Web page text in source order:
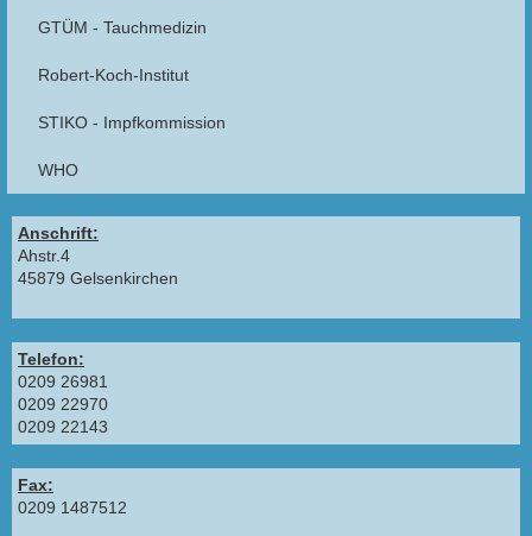
GTÜM - Tauchmedizin
Robert-Koch-Institut
STIKO - Impfkommission
WHO
Anschrift:
Ahstr.4
45879 Gelsenkirchen
Telefon:
0209 26981
0209 22970
0209 22143
Fax:
0209 1487512